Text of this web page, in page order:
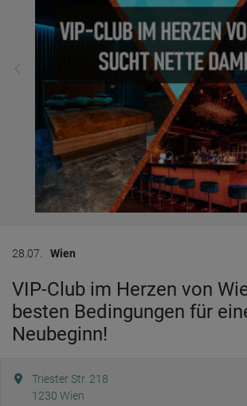
28.07. Wien
VIP-Club im Herzen von
besten Bedingungen für
Neubeginn!
Triester Str. 218
1230 Wien